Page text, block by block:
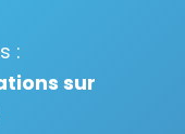
:
sur